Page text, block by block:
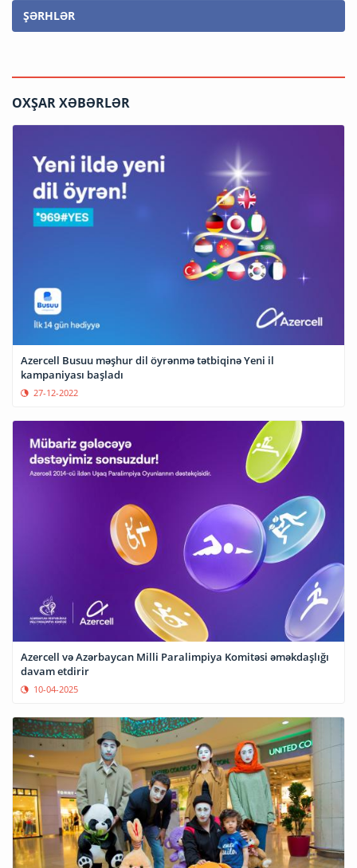
ŞƏRHLƏR
OXŞAR XƏBƏRLƏR
Azercell Busuu məşhur dil öyrənmə tətbiqinə Yeni il
kampaniyası başladı
27-12-2022
Azercell və Azərbaycan Milli Paralimpiya Komitəsi əməkdaşlığı
davam etdirir
10-04-2025